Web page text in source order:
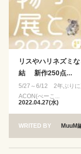
リスやハリネズミ
結 新作250点...
5/27～6/12 2年ぶりに
ACON(べーこ...
2022.04.27(水)
WRITED BY MuuM